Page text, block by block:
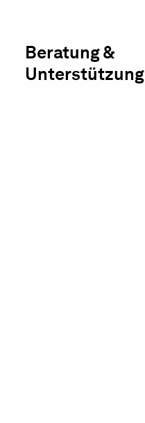
Beratung &
Unterstützung